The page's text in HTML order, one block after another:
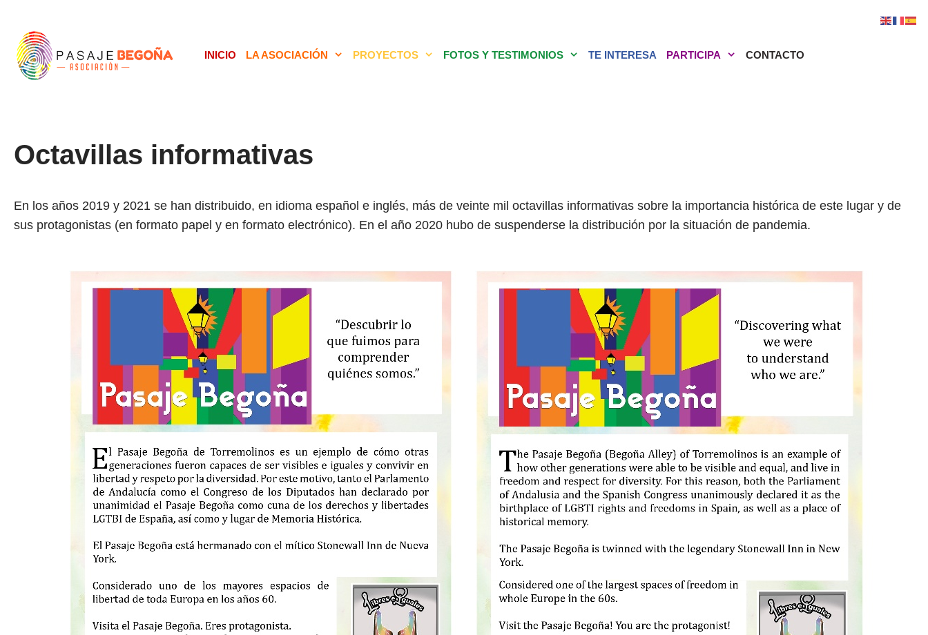
INICIO LA ASOCIACIÓN PROYECTOS FOTOS Y TESTIMONIOS TE INTERESA PARTICIPA CONTACTO
Octavillas informativas
En los años 2019 y 2021 se han distribuido, en idioma español e inglés, más de veinte mil octavillas informativas sobre la importancia histórica de este lugar y de
sus protagonistas (en formato papel y en formato electrónico). En el año 2020 hubo de suspenderse la distribución por la situación de pandemia.